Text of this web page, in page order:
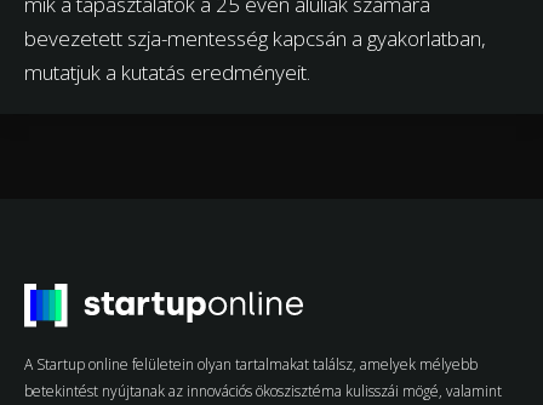
bevezetett szja-mentesség kapcsán a gyakorlatban,
mutatjuk a kutatás eredményeit.
A Startup online felületein olyan tartalmakat találsz, amelyek mélyebb
betekintést nyújtanak az innovációs ökoszisztéma kulisszái mögé, valamint